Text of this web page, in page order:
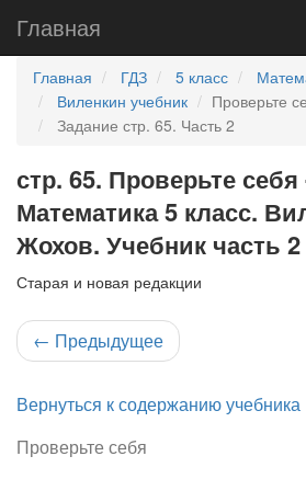
Главная
Главная ГДЗ 5 класс
Виленкин учебник
Проверьте
Задание стр. 65. Часть 2
стр. 65. Проверьте
Математика 5 класс.
Жохов. Учебник часть 2
Старая и новая редакции
← Предыдущее
Вернуться к содержанию учебника
Проверьте себя